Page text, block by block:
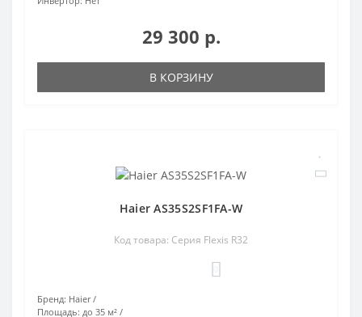
29 300 р.
В КОРЗИНУ
Haier AS35S2SF1FA-W
Код товара: Серия Flexis R32
Бренд: Haier
Площадь: до 35 м²